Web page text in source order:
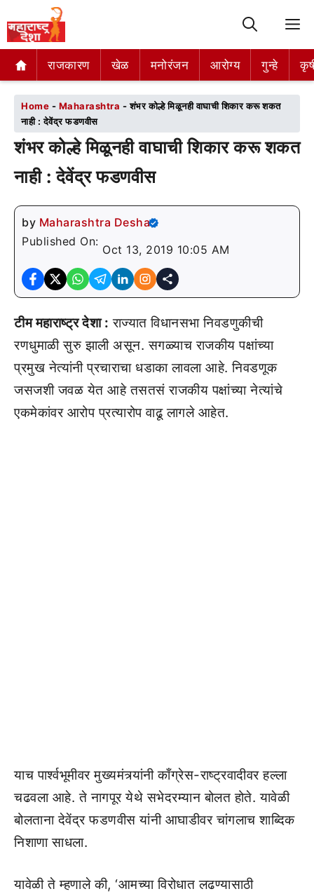
राजकारण खेळ मनोरंजन आरोग्य गुन्हे
राजकारण खेळ मनोरंजन आरोग्य गुन्हे
Home - Maharashtra -शंभर कोल्हे मिळूनही वाघाची शिकार करू शकत
नाही : देवेंद्र फडणवीस
शंभर कोल्हे मिळूनही वाघाची शिकार करू शकत
नाही : देवेंद्र फडणवीस
by Maharashtra Desha
Published On:
Oct 13, 2019 10:05 AM
टीम महाराष्ट्र देशा : राज्यात विधानसभा निवडणुकीची
रणधुमाळी सुरु झाली असून. सगळ्याच राजकीय पक्षांच्या
प्रमुख नेत्यांनी प्रचाराचा धडाका लावला आहे. निवडणूक
जसजशी जवळ येत आहे तसतसं राजकीय पक्षांच्या नेत्यांचे
एकमेकांवर आरोप प्रत्यारोप वाढू लागले आहेत.
याच पार्श्वभूमीवर मुख्यमंत्र्यांनी काँग्रेस-राष्ट्रवादीवर हल्ला
चढवला आहे. ते नागपूर येथे सभेदरम्यान बोलत होते. यावेळी
बोलताना देवेंद्र फडणवीस यांनी आघाडीवर चांगलाच शाब्दिक
निशाणा साधला.
यावेळी ते म्हणाले की, ‘आमच्या विरोधात लढण्यासाठी